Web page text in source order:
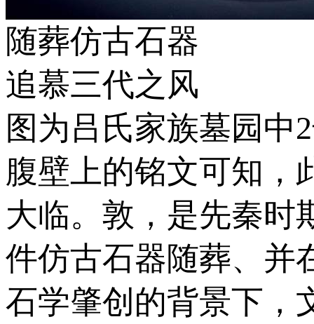
随葬仿古石器
追慕三代之风
图为吕氏家族墓园中
腹壁上的铭文可知，
大临。敦，是先秦时
件仿古石器随葬、并
石学肇创的背景下，